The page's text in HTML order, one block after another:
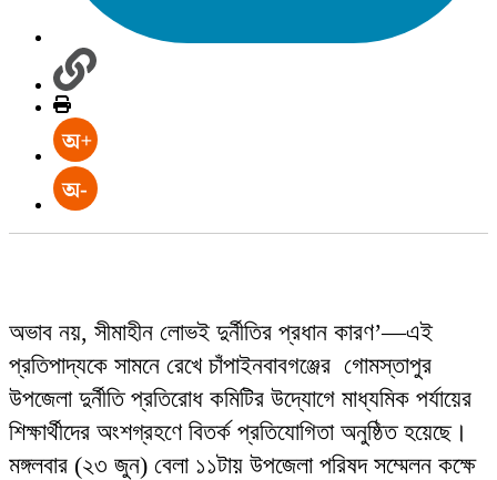
অভাব নয়, সীমাহীন লোভই দুর্নীতির প্রধান কারণ’—এই
প্রতিপাদ্যকে সামনে রেখে চাঁপাইনবাবগঞ্জের গোমস্তাপুর
উপজেলা দুর্নীতি প্রতিরোধ কমিটির উদ্যোগে মাধ্যমিক পর্যায়ের
শিক্ষার্থীদের অংশগ্রহণে বিতর্ক প্রতিযোগিতা অনুষ্ঠিত হয়েছে।
মঙ্গলবার (২৩ জুন) বেলা ১১টায় উপজেলা পরিষদ সম্মেলন কক্ষে